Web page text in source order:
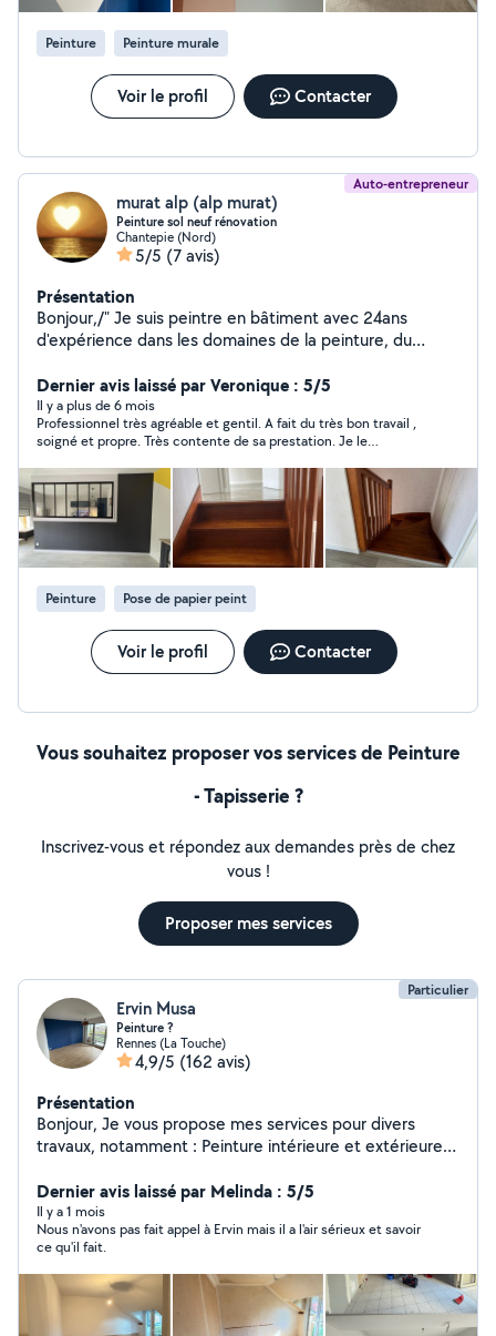
Peinture Peinture murale
Voir le profil Contacter
Auto-entrepreneur
murat alp (alp murat)
Peinture sol neuf rénovation
Chantepie (Nord)
5/5 (7 avis)
Présentation
Bonjour,/" Je suis peintre en bâtiment avec 24ans
d'expérience dans les domaines de la peinture, du
sur des chantiers neufs que des rénovations, avec le
souci constant de livrer un travail de qualité, conforme
aux attentes de mes clients voire au-delà. Je suis
disponible pour me déplacer, visiter vos chantiers,
établir un devis gratuit et vous apporter les meilleurs
conseils pour la réussite de vos projets. Cordialement,
Dernier avis laissé par Veronique : 5/5
Il y a plus de 6 mois
Professionnel très agréable et gentil. A fait du très bon travail ,
soigné et propre. Très contente de sa prestation. Je le
Peinture Pose de papier peint
Voir le profil Contacter
Vous souhaitez proposer vos services de Peinture
- Tapisserie ?
Inscrivez-vous et répondez aux demandes près de chez
vous !
Proposer mes services
Particulier
Ervin Musa
Peinture ?
Rennes (La Touche)
4,9/5 (162 avis)
Présentation
Bonjour, Je vous propose mes services pour divers
travaux, notamment : Peinture intérieure et extérieure
etc.), Isolation, Nettoyage et rénovation de façades,
Pose de papier peint et de papier à peindre, Petits
travaux de maçonnerie. Je travaille avec soin et
professionnalisme, pour répondre au mieux à vos
besoins, que ce soit pour votre maison ou votre
appartement. N'hésitez pas à me contacter pour plus
d'informations ou pour un devis. Cordialement, Ervin
Dernier avis laissé par Melinda : 5/5
Il y a 1 mois
Nous n'avons pas fait appel à Ervin mais il a l'air sérieux et savoir
ce qu'il fait.